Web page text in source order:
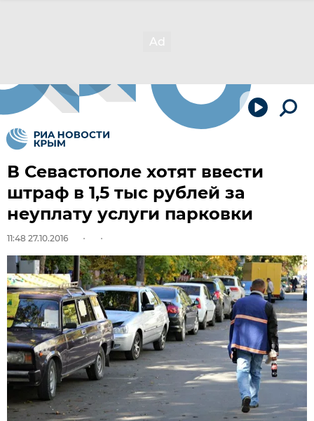
В Севастополе хотят ввести
штраф в 1,5 тыс рублей за
неуплату услуги парковки
11:48 27.10.2016